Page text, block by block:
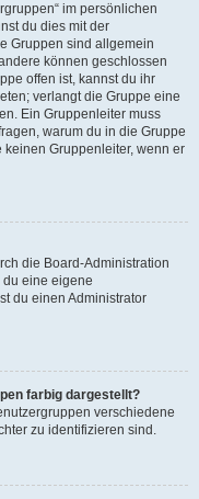
im persönlichen
du dies mit der
Gruppen sind allgemein
können geschlossen
offen ist, kannst du ihr
verlangt die Gruppe eine
Ein Gruppenleiter muss
warum du in die Gruppe
Gruppenleiter, wenn er
die Board-Administration
du eine eigene
du einen Administrator
farbig dargestellt?
verschiedene
zu identifizieren sind.